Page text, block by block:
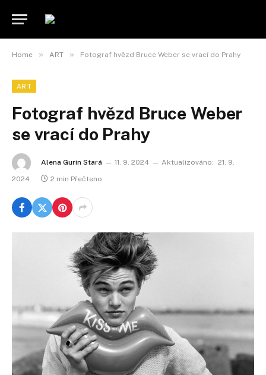
Home » ART » Fotograf hvězd Bruce Weber se vrací do Prahy
ART
Fotograf hvězd Bruce Weber
se vrací do Prahy
Alena Gurin Stará 11. 9. 2024 Aktualizováno: 21. 9.
2024
2 min Přečteno